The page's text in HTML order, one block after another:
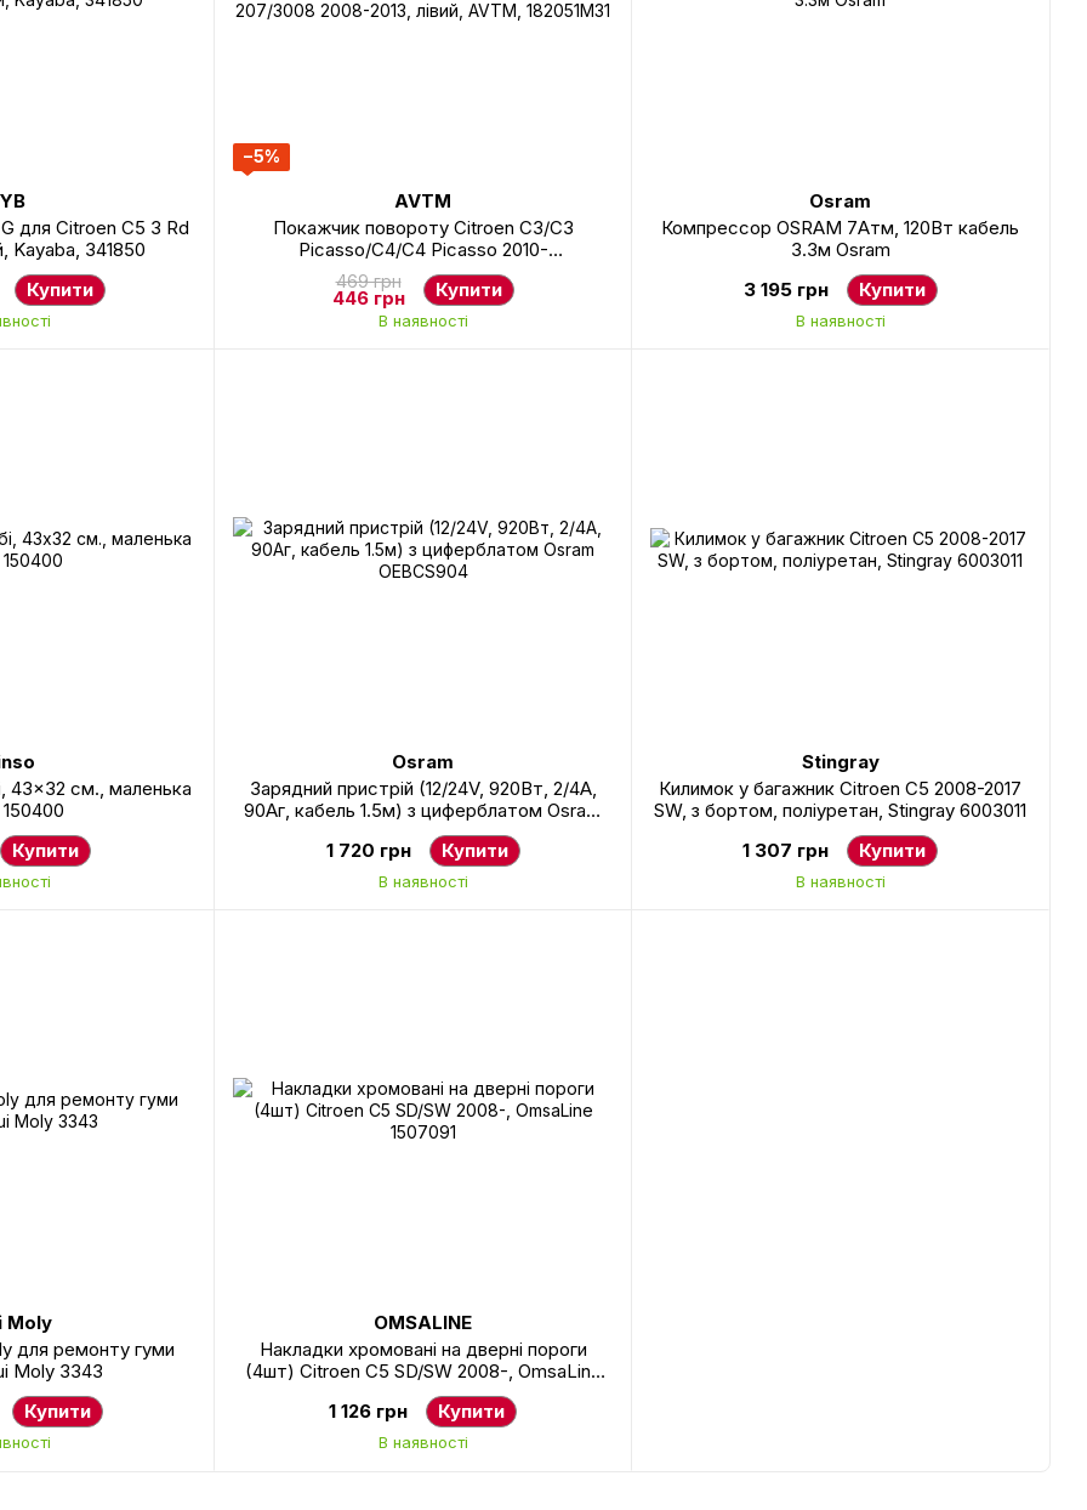
для Citroen C5 3 Rd
Kayaba, 341850
Купити
−5%
AVTM
Покажчик повороту Citroen C3/C3
Picasso/C4/C4 Picasso 2010-
2016/C5/Peugeot 207/3008 2008-2013,
лівий, AVTM, 182051M31
469 грн
446 грн Купити
В наявності
Osram
Компрессор OSRAM 7Атм, 120Вт кабель
3.3м Osram
3 195 грн
Купити
В наявності
43x32 см., маленька
Купити
Osram
Зарядний пристрій (12/24V, 920Вт, 2/4А,
90Аг, кабель 1.5м) з циферблатом Osram
OEBCS904
1 720 грн Купити
В наявності
Stingray
Килимок у багажник Citroen C5 2008-2017
SW, з бортом, поліуретан, Stingray 6003011
1 307 грн
Купити
В наявності
Moly
для ремонту гуми
Moly 3343
Купити
OMSALINE
Накладки хромовані на дверні пороги
(4шт) Citroen C5 SD/SW 2008-, OmsaLine
1507091
1 126 грн Купити
В наявності